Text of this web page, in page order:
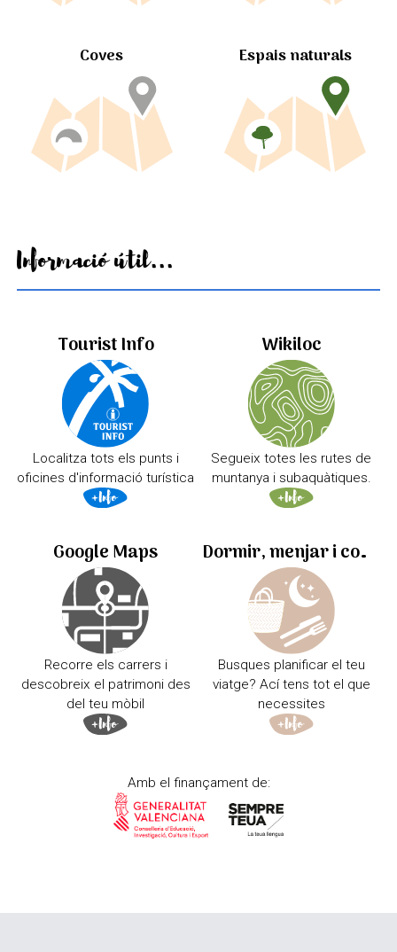
Coves Espais naturals
Informació útil...
Tourist Info
Localitza tots els punts i
oficines d'informació turística
Wikiloc
Segueix totes les rutes de
muntanya i subaquàtiques.
Google Maps
Recorre els carrers i
descobreix el patrimoni des
del teu mòbil
Dormir, menjar i comprar
Busques planificar el teu
viatge? Ací tens tot el que
necessites
Amb el finançament de: